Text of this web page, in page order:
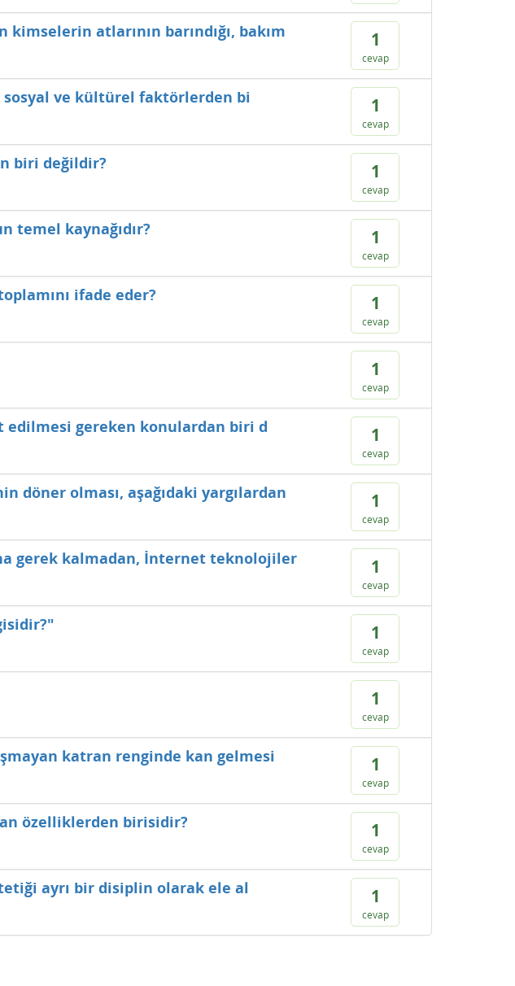
1
cevap
atlarının barındığı, bakım
1
cevap
sosyal ve kültürel faktörlerden bi
1
cevap
biri değildir?
1
cevap
temel kaynağıdır?
1
cevap
ifade eder?
1
cevap
1
cevap
edilmesi gereken konulardan biri d
1
cevap
döner olması, aşağıdaki yargılardan
1
cevap
gerek kalmadan, İnternet teknolojiler
1
cevap
1
cevap
1
cevap
katran renginde kan gelmesi
1
cevap
özelliklerden birisidir?
1
cevap
ayrı bir disiplin olarak ele al